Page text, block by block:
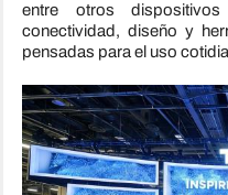
entre otros
conectividad, diseño y
pensadas para el uso